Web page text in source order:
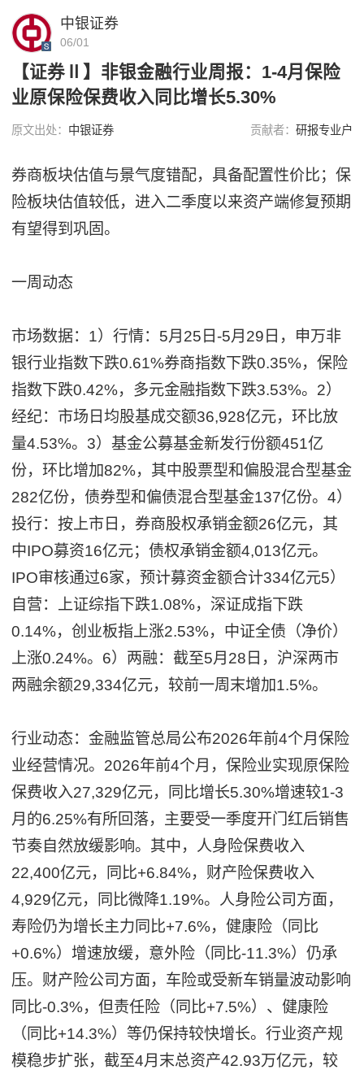
中银证券
06/01
【证券Ⅱ】非银金融行业周报：1-4月保险
业原保险保费收入同比增长5.30%
原文出处： 中银证券 贡献者： 研报专业户
券商板块估值与景气度错配，具备配置性价比；保
险板块估值较低，进入二季度以来资产端修复预期
有望得到巩固。
一周动态
市场数据：1）行情：5月25日-5月29日，申万非
银行业指数下跌0.61%券商指数下跌0.35%，保险
指数下跌0.42%，多元金融指数下跌3.53%。2）
经纪：市场日均股基成交额36,928亿元，环比放
量4.53%。3）基金公募基金新发行份额451亿
份，环比增加82%，其中股票型和偏股混合型基金
282亿份，债券型和偏债混合型基金137亿份。4）
投行：按上市日，券商股权承销金额26亿元，其
中IPO募资16亿元；债权承销金额4,013亿元。
IPO审核通过6家，预计募资金额合计334亿元5）
自营：上证综指下跌1.08%，深证成指下跌
0.14%，创业板指上涨2.53%，中证全债（净价）
上涨0.24%。6）两融：截至5月28日，沪深两市
两融余额29,334亿元，较前一周末增加1.5%。
行业动态：金融监管总局公布2026年前4个月保险
业经营情况。2026年前4个月，保险业实现原保险
保费收入27,329亿元，同比增长5.30%增速较1-3
月的6.25%有所回落，主要受一季度开门红后销售
节奏自然放缓影响。其中，人身险保费收入
22,400亿元，同比+6.84%，财产险保费收入
4,929亿元，同比微降1.19%。人身险公司方面，
寿险仍为增长主力同比+7.6%，健康险（同比
+0.6%）增速放缓，意外险（同比-11.3%）仍承
压。财产险公司方面，车险或受新车销量波动影响
同比-0.3%，但责任险（同比+7.5%）、健康险
（同比+14.3%）等仍保持较快增长。行业资产规
模稳步扩张，截至4月末总资产42.93万亿元，较